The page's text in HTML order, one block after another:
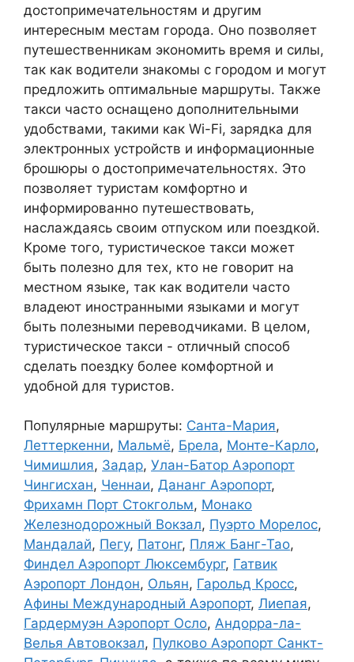
достопримечательностям и другим
интересным местам города. Оно позволяет
путешественникам экономить время и силы,
так как водители знакомы с городом и могут
предложить оптимальные маршруты. Также
такси часто оснащено дополнительными
удобствами, такими как Wi-Fi, зарядка для
электронных устройств и информационные
брошюры о достопримечательностях. Это
позволяет туристам комфортно и
информированно путешествовать,
наслаждаясь своим отпуском или поездкой.
Кроме того, туристическое такси может
быть полезно для тех, кто не говорит на
местном языке, так как водители часто
владеют иностранными языками и могут
быть полезными переводчиками. В целом,
туристическое такси - отличный способ
сделать поездку более комфортной и
удобной для туристов.
Популярные маршруты: Санта-Мария,
Леттеркенни, Мальмё, Брела, Монте-Карло,
Чимишлия, Задар, Улан-Батор Аэропорт
Чингисхан, Ченнаи, Дананг Аэропорт,
Фрихамн Порт Стокгольм, Монако
Железнодорожный Вокзал, Пуэрто Морелос,
Мандалай, Пегу, Патонг, Пляж Банг-Тао,
Финдел Аэропорт Люксембург, Гатвик
Аэропорт Лондон, Ольян, Гарольд Кросс,
Афины Международный Аэропорт, Лиепая,
Гардермуэн Аэропорт Осло, Андорра-ла-
Велья Автовокзал, Пулково Аэропорт Санкт-